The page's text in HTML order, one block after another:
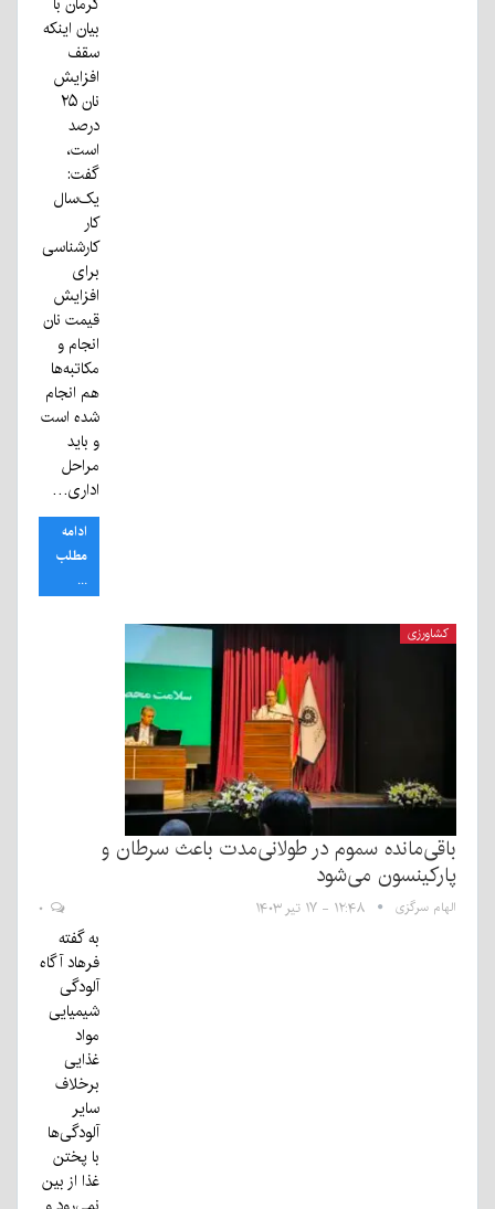
بیان اینکه
سقف
افزایش
نان ۲۵
درصد
است،
گفت:
یک‌سال
کار
کارشناسی
برای
افزایش
قیمت نان
انجام و
مکاتبه‌ها
هم انجام
شده است
و باید
مراحل
اداری…
ادامه
مطلب
...
کشاورزی
باقی‌مانده سموم در طولانی‌مدت باعث سرطان و
پارکینسون می‌شود
الهام سرگزی ۱۲:۴۸ - ۱۷ تیر ۱۴۰۳
به گفته
فرهاد آگاه
آلودگی
شیمیایی
مواد
غذایی
برخلاف
سایر
آلودگی‌ها
با پختن
غذا از بین